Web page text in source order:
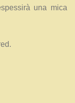
una mica